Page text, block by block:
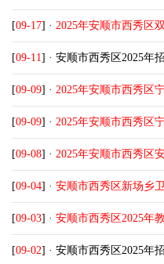
[09-17] · 2025年安顺市西秀区
[09-11] · 安顺市西秀区2025年
[09-09] · 2025年安顺市西秀区
[09-09] · 2025年安顺市西秀区
[09-08] · 2025年安顺市西秀区
[09-04] · 安顺市西秀区新场乡
[09-03] · 安顺市西秀区2025年
[09-02] · 安顺市西秀区2025年